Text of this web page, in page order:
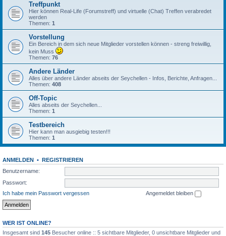
Treffpunkt
Hier können Real-Life (Forumstreff) und virtuelle (Chat) Treffen verabredet
werden
Themen: 1
Vorstellung
Ein Bereich in dem sich neue Mitglieder vorstellen können - streng freiwillig,
kein Muss
Themen: 76
Andere Länder
Alles über andere Länder abseits der Seychellen - Infos, Berichte, Anfragen...
Themen: 408
Off-Topic
Alles abseits der Seychellen...
Themen: 1
Testbereich
Hier kann man ausgiebig testen!!!
Themen: 1
ANMELDEN • REGISTRIEREN
Benutzername:
Passwort:
Ich habe mein Passwort vergessen
Angemeldet bleiben
WER IST ONLINE?
Insgesamt sind 145 Besucher online :: 5 sichtbare Mitglieder, 0 unsichtbare Mitglieder und